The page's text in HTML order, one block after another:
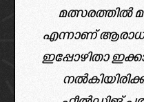
മത്സരത്തിൽ
എന്നാണ്
ഇപ്പോഴിതാ